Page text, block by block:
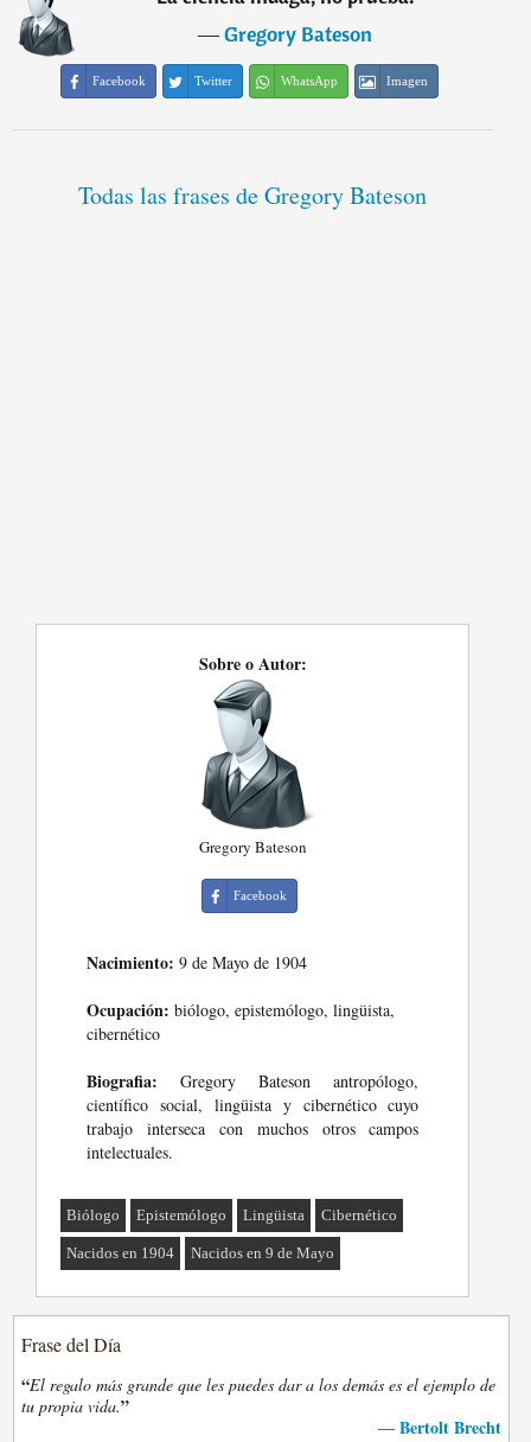
―Gregory Bateson
Facebook Twitter WhatsApp Imagen
Todas las frases de Gregory Bateson
Sobre o Autor:
Gregory Bateson
Facebook
Nacimiento: 9 de Mayo de 1904
Ocupación: biólogo, epistemólogo, lingüista,
cibernético
Biografia: Gregory Bateson antropólogo,
científico social, lingüista y cibernético cuyo
trabajo interseca con muchos otros campos
intelectuales.
Biólogo Epistemólogo Lingüista Cibernético
Nacidos en 1904 Nacidos en 9 de Mayo
Frase del Día
“El regalo más grande que les puedes dar a los demás es el ejemplo de
tu propia vida.”
— Bertolt Brecht